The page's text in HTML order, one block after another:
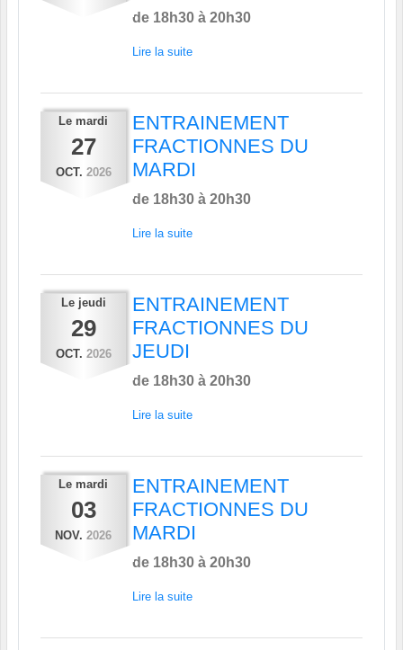
de 18h30 à 20h30
Lire la suite
Le mardi
27
OCT. 2026
ENTRAINEMENT
FRACTIONNES DU
MARDI
de 18h30 à 20h30
Lire la suite
Le jeudi
29
OCT. 2026
ENTRAINEMENT
FRACTIONNES DU
JEUDI
de 18h30 à 20h30
Lire la suite
Le mardi
03
NOV. 2026
ENTRAINEMENT
FRACTIONNES DU
MARDI
de 18h30 à 20h30
Lire la suite